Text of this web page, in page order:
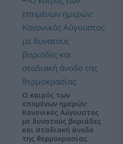
Ο καιρός των
επομένων ημερών:
Κανονικός Αύγουστος
με δυνατούς βοριάδες
και σταδιακή άνοδο
της θερμοκρασίας